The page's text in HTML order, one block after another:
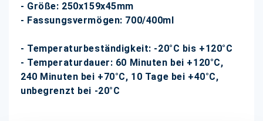
- Größe: 250x159x45mm
- Fassungsvermögen: 700/400ml
- Temperaturbeständigkeit: -20°C bis +120°C
- Temperaturdauer: 60 Minuten bei +120°C,
240 Minuten bei +70°C, 10 Tage bei +40°C,
unbegrenzt bei -20°C